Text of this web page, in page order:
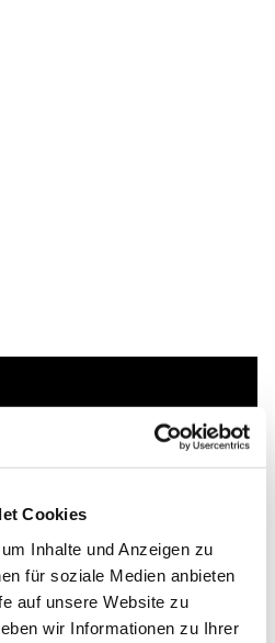
Cookies
Inhalte und Anzeigen zu
für soziale Medien anbieten
auf unsere Website zu
wir Informationen zu Ihrer
Sie auch